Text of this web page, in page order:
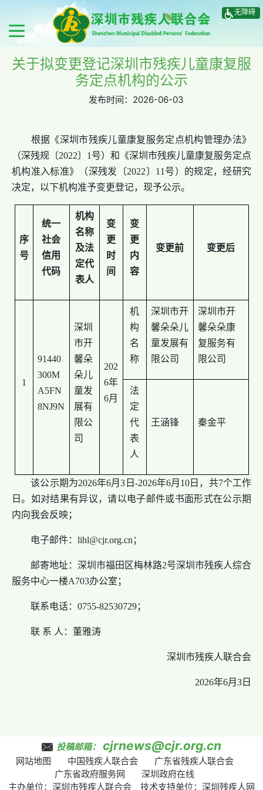
无障碍
关于拟变更登记深圳市残疾儿童康复服
务定点机构的公示
发布时间： 2026-06-03
根据《深圳市残疾儿童康复服务定点机构管理办法》
（深残规〔2022〕1号）和《深圳市残疾儿童康复服务定点
机构准入标准》（深残发〔2022〕11号）的规定，经研究
决定，以下机构准予变更登记，现予公示。
序
号
统一
社会
信用
代码
机构
名称
及法
定代
表人
变
更
时
间
变
更
内
容
变更前 变更后
1
91440
300M
A5FN
8NJ9N
深圳
市开
馨朵
朵儿
童发
展有
限公
司
202
6年
6月
机
构
名
称
深圳市开
馨朵朵儿
童发展有
限公司
深圳市开
馨朵朵康
复服务有
限公司
法
定
代
表
人
王涵锋 秦金平
该公示期为2026年6月3日-2026年6月10日，共7个工作
日。如对结果有异议，请以电子邮件或书面形式在公示期
内向我会反映；
电子邮件：lihl@cjr.org.cn；
邮寄地址：深圳市福田区梅林路2号深圳市残疾人综合
服务中心一楼A703办公室；
联系电话：0755-82530729；
联 系 人：董雅涛
深圳市残疾人联合会
2026年6月3日
投稿邮箱： cjrnews@cjr.org.cn
网站地图 中国残疾人联合会
广东省残疾人联合会
广东省政府服务网
深圳政府在线
主办单位：深圳市残疾人联合会 技术支持单位：深圳残疾人网